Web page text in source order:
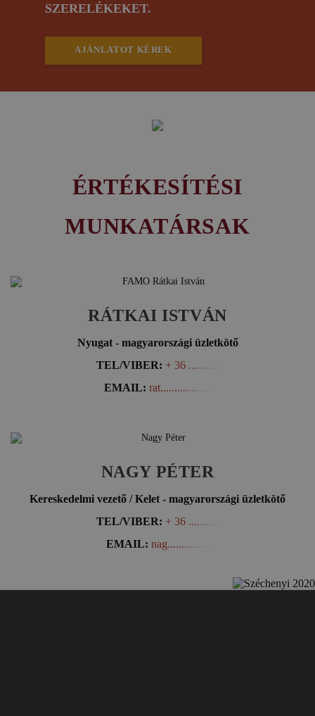
SZERELÉKEKET.
AJÁNLATOT KÉREK
ÉRTÉKESÍTÉSI
MUNKATÁRSAK
RÁTKAI ISTVÁN
Nyugat - magyarországi üzletkötő
TEL/VIBER: + 36 ...........
EMAIL: rat..................
NAGY PÉTER
Kereskedelmi vezető / Kelet - magyarországi üzletkötő
TEL/VIBER: + 36 ...........
EMAIL: nag...............